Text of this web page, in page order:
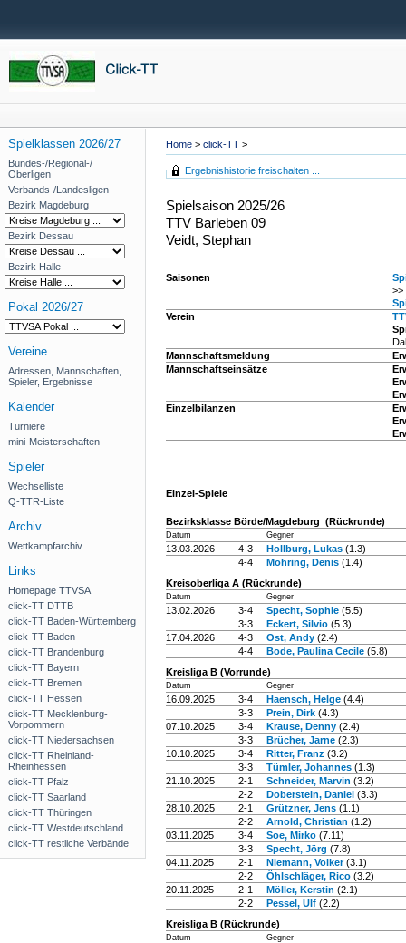
Home > click-TT >
Spielklassen 2026/27
Bundes-/Regional-/
Oberligen
Verbands-/Landesligen
Bezirk Magdeburg
Bezirk Dessau
Bezirk Halle
Pokal 2026/27
Vereine
Adressen, Mannschaften,
Spieler, Ergebnisse
Kalender
Turniere
mini-Meisterschaften
Spieler
Wechselliste
Q-TTR-Liste
Archiv
Wettkampfarchiv
Links
Homepage TTVSA
click-TT DTTB
click-TT Baden-Württemberg
click-TT Baden
click-TT Brandenburg
click-TT Bayern
click-TT Bremen
click-TT Hessen
click-TT Mecklenburg-
Vorpommern
click-TT Niedersachsen
click-TT Rheinland-
Rheinhessen
click-TT Pfalz
click-TT Saarland
click-TT Thüringen
click-TT Westdeutschland
click-TT restliche Verbände
Ergebnishistorie freischalten ...
Spielsaison 2025/26
TTV Barleben 09
Veidt, Stephan
Saisonen
>>
Verein
Mannschaftsmeldung
Mannschaftseinsätze
Einzelbilanzen
Einzel-Spiele
Bezirksklasse Börde/Magdeburg (Rückrunde)
Datum Gegner
13.03.2026 4-3 Hollburg, Lukas (1.3)
4-4
Möhring, Denis (1.4)
Kreisoberliga A (Rückrunde)
Datum Gegner
13.02.2026 3-4 Specht, Sophie (5.5)
3-3
Eckert, Silvio (5.3)
17.04.2026
4-3 Ost, Andy (2.4)
4-4
Bode, Paulina Cecile (5.8)
Kreisliga B (Vorrunde)
Datum Gegner
16.09.2025 3-4 Haensch, Helge (4.4)
3-3
Prein, Dirk (4.3)
07.10.2025
3-4 Krause, Denny (2.4)
3-3
Brücher, Jarne (2.3)
10.10.2025
3-4 Ritter, Franz (3.2)
3-3
Tümler, Johannes (1.3)
21.10.2025
2-1 Schneider, Marvin (3.2)
2-2
Doberstein, Daniel (3.3)
28.10.2025
2-1 Grützner, Jens (1.1)
2-2
Arnold, Christian (1.2)
03.11.2025
3-4 Soe, Mirko (7.11)
3-3
Specht, Jörg (7.8)
04.11.2025
2-1 Niemann, Volker(3.1)
2-2
Öhlschläger, Rico (3.2)
20.11.2025
2-1 Möller, Kerstin (2.1)
2-2
Pessel, Ulf (2.2)
Kreisliga B (Rückrunde)
Datum Gegner